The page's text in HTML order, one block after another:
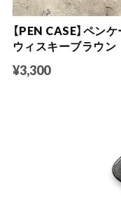
【PEN CASE】ペン
ウィスキーブラウン
¥3,300